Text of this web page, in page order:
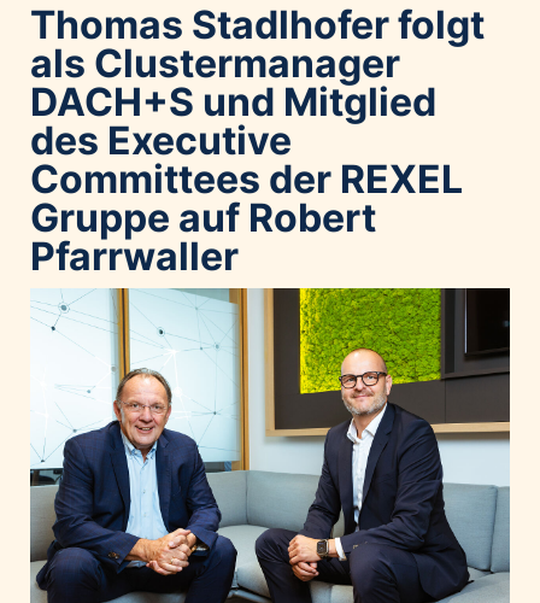
Thomas Stadlhofer folgt
als Clustermanager
DACH+S und Mitglied
des Executive
Committees der REXEL
Gruppe auf Robert
Pfarrwaller